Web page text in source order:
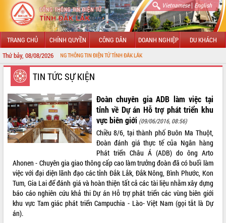
Vietnamese| English
TRANG CHỦ CHÍNH QUYỀN CÔNG DÂN DOANH NGHIỆP DU KHÁCH
Thứ bảy, 08/08/2026
CỔNG THÔNG TIN ĐIỆN TỬ TỈNH ĐẮK LẮK
GIỚI THIỆU
LÃNH ĐẠO UBND TỈNH
TIN TỨC SỰ KIỆN
SỞ, BAN, NGÀNH
THÔNG TIN CHỈ ĐẠO ĐIỀU HÀNH
HỆ THỐNG VĂN BẢN
VĂN BẢN HĐND TỈNH
TIN TỨC SỰ KIỆN
Đoàn chuyên gia ADB làm việc tại
tỉnh về Dự án Hỗ trợ phát triển khu
vực biên giới (09/06/2016, 08:56)
Chiều 8/6, tại thành phố Buôn Ma Thuột,
Đoàn đánh giá thực tế của Ngân hàng
Phát triển Châu Á (ADB) do ông Arto
Ahonen - Chuyên gia giao thông cấp cao làm trưởng đoàn đã có buổi làm
việc với đại diện lãnh đạo các tỉnh Đắk Lắk, Đắk Nông, Bình Phước, Kon
Tum, Gia Lai để đánh giá và hoàn thiện tất cả các tài liệu nhằm xây dựng
báo cáo nghiên cứu khả thi Dự án Hỗ trợ phát triển các vùng biên giới
khu vực Tam giác phát triển Campuchia - Lào- Việt Nam (gọi tắt là Dự
án).